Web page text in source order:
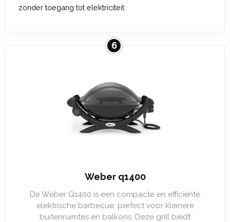
zonder toegang tot elektriciteit.
6
Weber q1400
De Weber Q1400 is een compacte en efficiënte
elektrische barbecue, perfect voor kleinere
buitenruimtes en balkons. Deze grill biedt